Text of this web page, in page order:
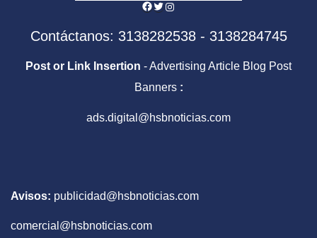
Facebook
Twitter
Instagram
Contáctanos: 3138282538 - 3138284745
Post or Link Insertion - Advertising Article Blog Post
Banners :
ads.digital@hsbnoticias.com
Avisos: publicidad@hsbnoticias.com
comercial@hsbnoticias.com